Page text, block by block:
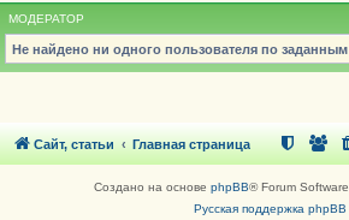
МОДЕРАТОР
Не найдено ни одного пользователя по
Сайт, статьи Главная страница
Создано на основе phpBB® Forum
Русская поддержка phpBB